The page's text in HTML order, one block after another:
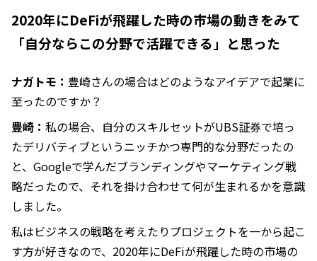
2020年にDeFiが飛躍した時の市場の動きをみて
「自分ならこの分野で活躍できる」と思った
ナガトモ： 豊崎さんの場合はどのようなアイデアで起業に
至ったのですか？
豊崎： 私の場合、自分のスキルセットがUBS証券で培っ
たデリバティブというニッチかつ専門的な分野だったの
と、Googleで学んだブランディングやマーケティング戦
略だったので、それを掛け合わせて何が生まれるかを意識
しました。
私はビジネスの戦略を考えたりプロジェクトを一から起こ
す方が好きなので、2020年にDeFiが飛躍した時の市場の